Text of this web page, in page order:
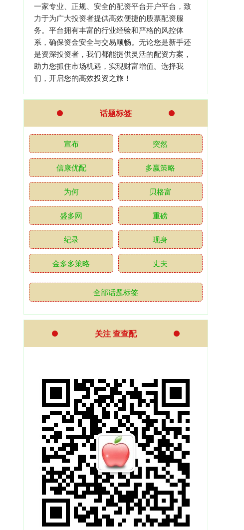
一家专业、正规、安全的配资平台开户平台，致
力于为广大投资者提供高效便捷的股票配资服
务。平台拥有丰富的行业经验和严格的风控体
系，确保资金安全与交易顺畅。无论您是新手还
是资深投资者，我们都能提供灵活的配资方案，
助力您抓住市场机遇，实现财富增值。选择我
们，开启您的高效投资之旅！
话题标签
宣布 突然
信康优配 多赢策略
为何 贝格富
盛多网 重磅
纪录 现身
金多多策略 丈夫
全部话题标签
关注 查查配